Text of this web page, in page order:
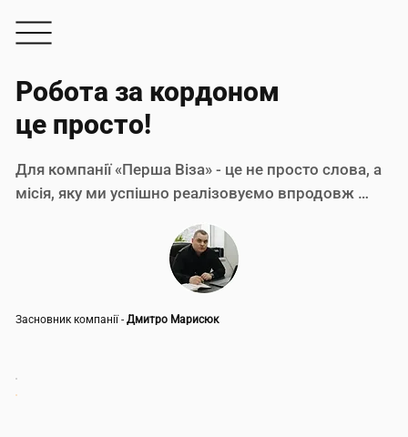
Робота за кордоном
це просто!
Для компанії «Перша Віза» - це не просто слова, а
місія, яку ми успішно реалізовуємо впродовж
Бути найкращими у сфері працевлаштування за
кордоном та легалізації в Україні й у кількох
країнах ЄС — недостатньо! Наша команда з понад
компанія, яка співпрацює з нами, змогла
Засновник компанії - Дмитро Марисюк